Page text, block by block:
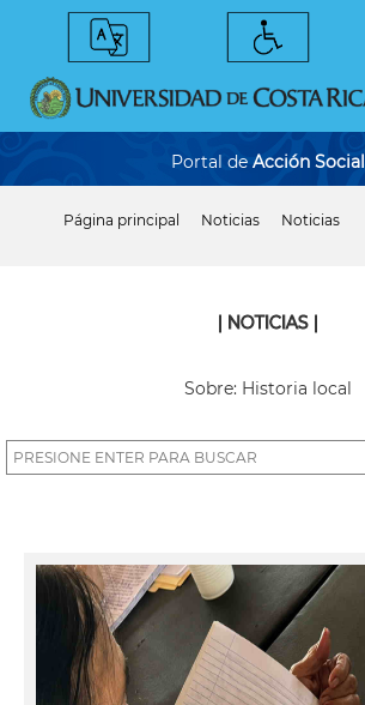
Portal de Acción Social
Página principal Noticias Noticias
| NOTICIAS |
Sobre: Historia local